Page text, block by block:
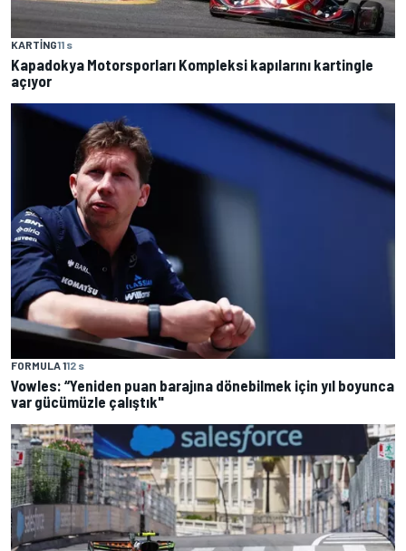
KARTING11 s
Kapadokya Motorsporları Kompleksi kapılarını kartingle
açıyor
FORMULA 112 s
Vowles: “Yeniden puan barajına dönebilmek için yıl boyunca
var gücümüzle çalıştık"